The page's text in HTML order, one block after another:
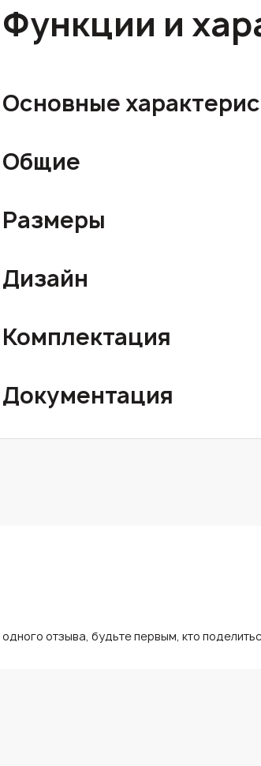
Функции и
Основные
Общие
Размеры
Дизайн
Комплектация
Документация
отзыва, будьте первым, кто